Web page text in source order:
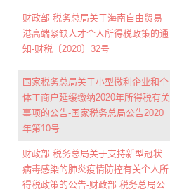
财政部 税务总局关于海南自由贸易
港高端紧缺人才个人所得税政策的通
知-财税〔2020〕32号
国家税务总局关于小型微利企业和个
体工商户延缓缴纳2020年所得税有关
事项的公告-国家税务总局公告2020
年第10号
财政部 税务总局关于支持新型冠状
病毒感染的肺炎疫情防控有关个人所
得税政策的公告-财政部 税务总局公